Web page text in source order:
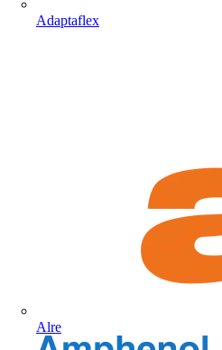
Adaptaflex
Alre